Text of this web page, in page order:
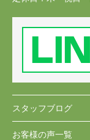
スタッフブログ
お客様の声一覧